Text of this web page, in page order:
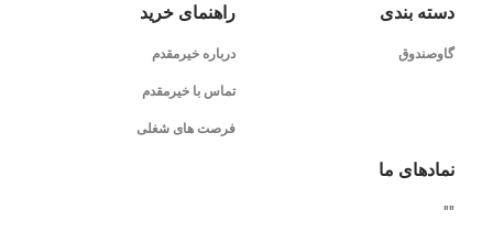
دسته بندی
گاوصندوق
راهنمای خرید
درباره خیرمقدم
تماس با خیرمقدم
فرصت های شغلی
نمادهای ما
"
"